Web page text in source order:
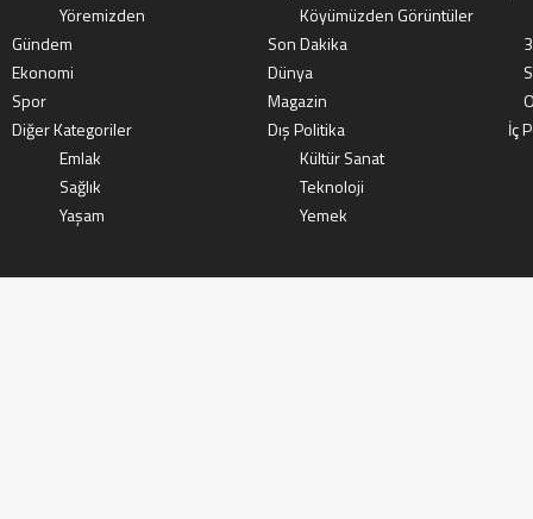
Yöremizden
Köyümüzden Görüntüler
Gündem
Son Dakika
Ekonomi
Dünya
Spor
Magazin
Diğer Kategoriler
Dış Politika
İç
Emlak
Kültür Sanat
Sağlık
Teknoloji
Yaşam
Yemek